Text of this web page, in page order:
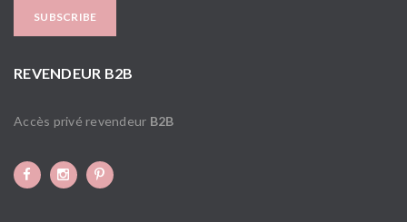
REVENDEUR B2B
Accès privé revendeur B2B